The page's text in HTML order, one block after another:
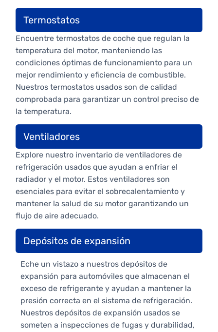
Termostatos
Encuentre termostatos de coche que regulan la
temperatura del motor, manteniendo las
condiciones óptimas de funcionamiento para un
mejor rendimiento y eficiencia de combustible.
Nuestros termostatos usados son de calidad
comprobada para garantizar un control preciso de
la temperatura.
Ventiladores
Explore nuestro inventario de ventiladores de
refrigeración usados que ayudan a enfriar el
radiador y el motor. Estos ventiladores son
esenciales para evitar el sobrecalentamiento y
mantener la salud de su motor garantizando un
flujo de aire adecuado.
Depósitos de expansión
Eche un vistazo a nuestros depósitos de
expansión para automóviles que almacenan el
exceso de refrigerante y ayudan a mantener la
presión correcta en el sistema de refrigeración.
Nuestros depósitos de expansión usados se
someten a inspecciones de fugas y durabilidad,